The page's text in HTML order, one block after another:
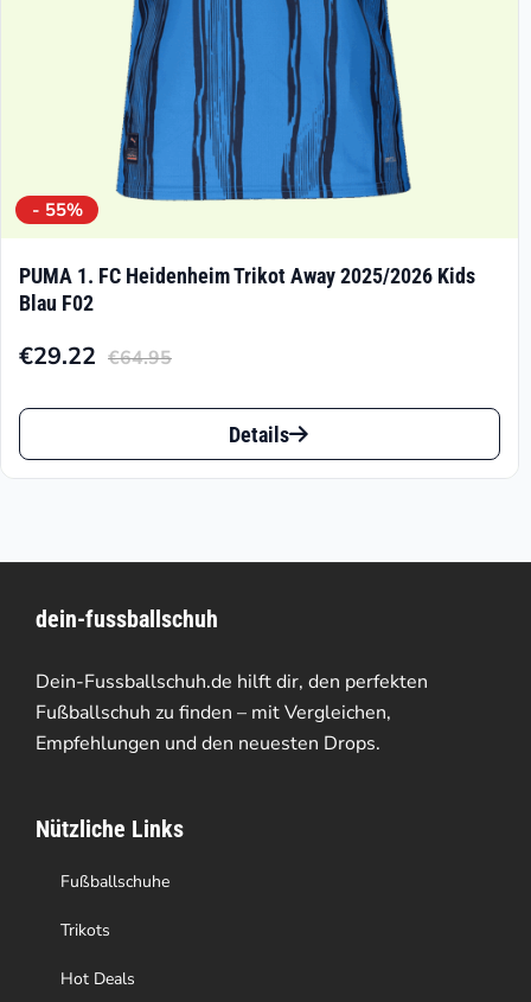
Produktseite
- 55%
PUMA 1. FC Heidenheim Trikot Away 2025/2026 Kids
Blau F02
€64.95
Ursprünglicher
Preis
€64.95
€29.22
Aktueller
Preis
€29.22.
Dieses
Produkt
auf.
Die
Optionen
können
der
Produktseite
gewählt
werden
Details
dein-fussballschuh
Dein-Fussballschuh.de hilft dir, den perfekten
Fußballschuh zu finden – mit Vergleichen,
Empfehlungen und den neuesten Drops.
Nützliche Links
Fußballschuhe
Trikots
Hot Deals